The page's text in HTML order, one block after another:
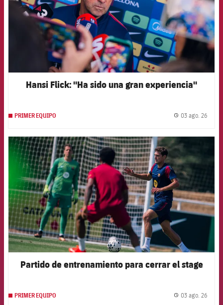
Hansi Flick: "Ha sido una gran experiencia"
PRIMER EQUIPO 03 ago. 26
FCB Barcelona badge
Partido de entrenamiento para cerrar el stage
PRIMER EQUIPO 03 ago. 26